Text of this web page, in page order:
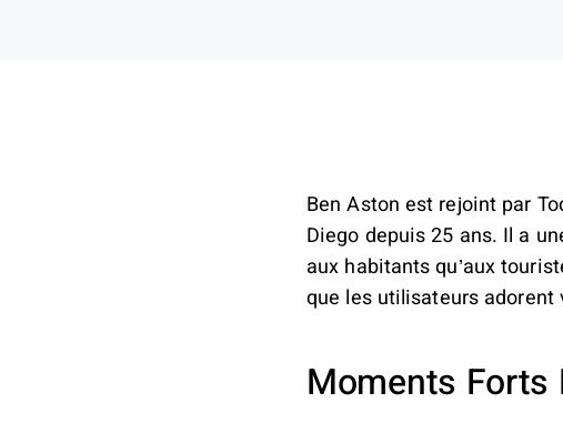
Ben Aston est rejoint par
Diego depuis 25 ans. Il a
aux habitants qu’aux
que les utilisateurs adorent
Moments Forts